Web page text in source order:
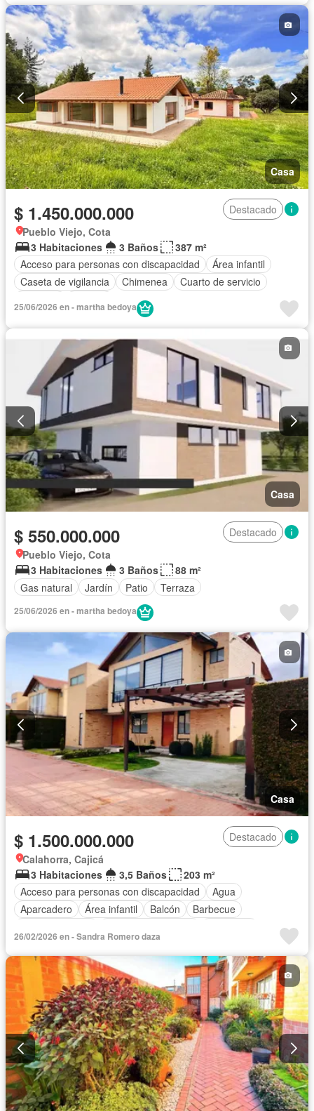
Casa
$ 1.450.000.000
Destacado
Pueblo Viejo, Cota
3 Habitaciones
3 Baños
387 m²
Acceso para personas con discapacidad
Área infantil
Caseta de vigilancia
Chimenea
Cuarto de servicio
25/06/2026 en - martha bedoya
Casa
$ 550.000.000
Destacado
Pueblo Viejo, Cota
3 Habitaciones
3 Baños
88 m²
Gas natural
Jardín Patio Terraza
25/06/2026 en - martha bedoya
Casa
$ 1.500.000.000
Destacado
Calahorra, Cajicá
3 Habitaciones
3,5 Baños
203 m²
Acceso para personas con discapacidad
Agua
Aparcadero
Área infantil Balcón
Barbecue
Cocina integral
Cuarto de servicio
Electricidad
Estudio Gas natural Gimnasio
Internet
Jacuzzi
Jardín Patio Piscina
Seguridad privada
Vista panorámica
26/02/2026 en - Sandra Romero daza